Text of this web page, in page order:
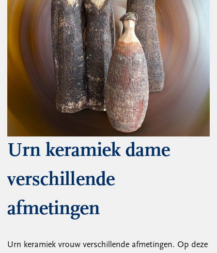
Urn keramiek dame
verschillende
afmetingen
Urn keramiek vrouw verschillende afmetingen. Op deze